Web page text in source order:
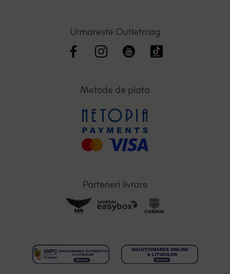
Urmareste Outletmag
Metode de plata
Parteneri livrare